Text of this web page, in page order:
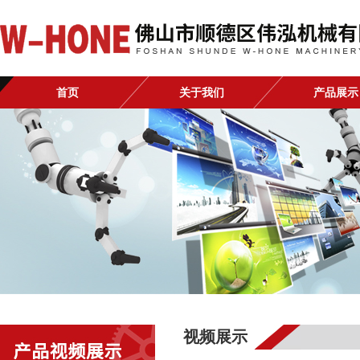
首页 关于我们 产品展示
视频展示